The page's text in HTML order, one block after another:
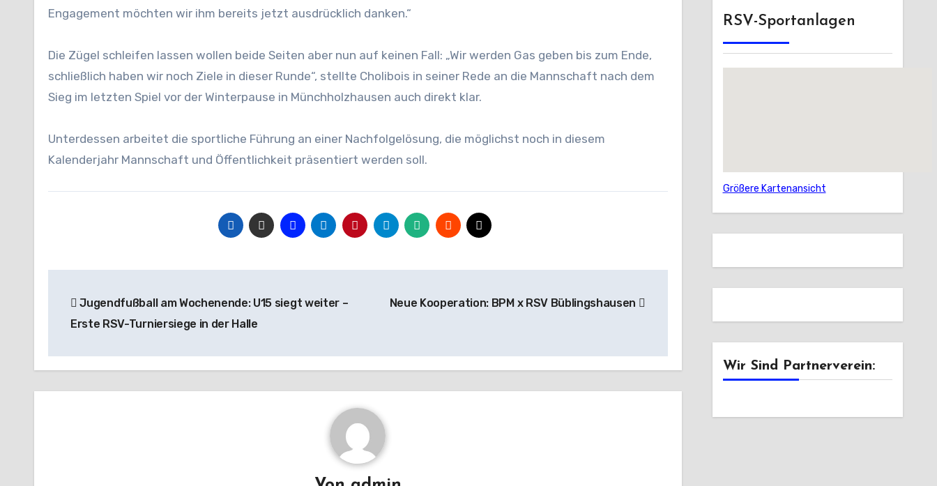
Engagement möchten wir ihm bereits jetzt ausdrücklich danken.“
Die Zügel schleifen lassen wollen beide Seiten aber nun auf keinen Fall: „Wir werden Gas geben bis zum Ende,
schließlich haben wir noch Ziele in dieser Runde“, stellte Cholibois in seiner Rede an die Mannschaft nach dem
Sieg im letzten Spiel vor der Winterpause in Münchholzhausen auch direkt klar.
Unterdessen arbeitet die sportliche Führung an einer Nachfolgelösung, die möglichst noch in diesem
Kalenderjahr Mannschaft und Öffentlichkeit präsentiert werden soll.
Jugendfußball am Wochenende: U15 siegt weiter –
Erste RSV-Turniersiege in der Halle
Neue Kooperation: BPM x RSV Büblingshausen
RSV-Sportanlagen
Größere Kartenansicht
Wir Sind Partnerverein: